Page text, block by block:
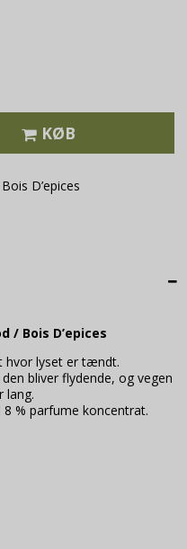
KØB
D’epices
/ Bois D’epices
hvor lyset er tændt.
bliver flydende, og vegen
lang.
% parfume koncentrat.